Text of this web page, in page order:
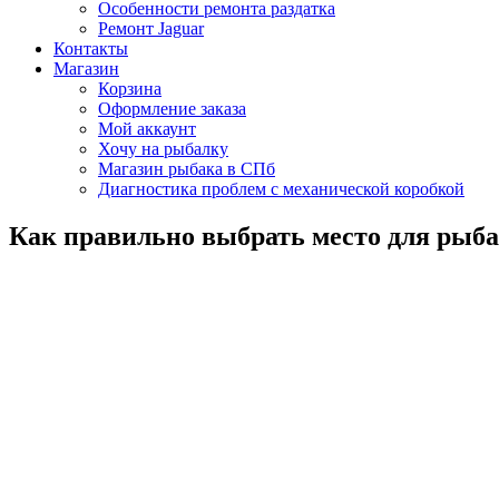
Особенности ремонта раздатка
Ремонт Jaguar
Контакты
Магазин
Корзина
Оформление заказа
Мой аккаунт
Хочу на рыбалку
Магазин рыбака в СПб
Диагностика проблем с механической коробкой
Как правильно выбрать место для